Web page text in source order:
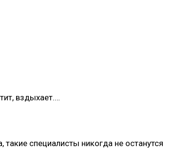
вздыхает.…
специалисты никогда не останутся